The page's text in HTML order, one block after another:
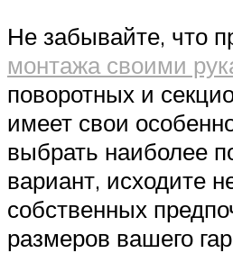
Не забывайте, что
монтажа своими
поворотных и
имеет свои
выбрать наиболее
вариант, исходите
собственных
размеров вашего